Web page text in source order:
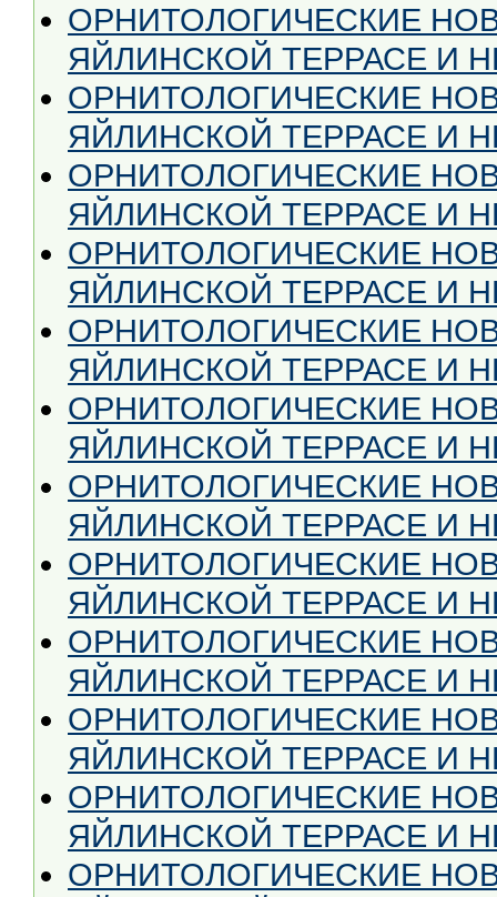
ОРНИТОЛОГИЧЕСКИЕ
ЯЙЛИНСКОЙ ТЕРРАСЕ И
ОРНИТОЛОГИЧЕСКИЕ
ЯЙЛИНСКОЙ ТЕРРАСЕ И
ОРНИТОЛОГИЧЕСКИЕ
ЯЙЛИНСКОЙ ТЕРРАСЕ И
ОРНИТОЛОГИЧЕСКИЕ
ЯЙЛИНСКОЙ ТЕРРАСЕ И
ОРНИТОЛОГИЧЕСКИЕ
ЯЙЛИНСКОЙ ТЕРРАСЕ И
ОРНИТОЛОГИЧЕСКИЕ
ЯЙЛИНСКОЙ ТЕРРАСЕ И
ОРНИТОЛОГИЧЕСКИЕ
ЯЙЛИНСКОЙ ТЕРРАСЕ И
ОРНИТОЛОГИЧЕСКИЕ
ЯЙЛИНСКОЙ ТЕРРАСЕ И
ОРНИТОЛОГИЧЕСКИЕ
ЯЙЛИНСКОЙ ТЕРРАСЕ И
ОРНИТОЛОГИЧЕСКИЕ
ЯЙЛИНСКОЙ ТЕРРАСЕ И
ОРНИТОЛОГИЧЕСКИЕ
ЯЙЛИНСКОЙ ТЕРРАСЕ И
ОРНИТОЛОГИЧЕСКИЕ